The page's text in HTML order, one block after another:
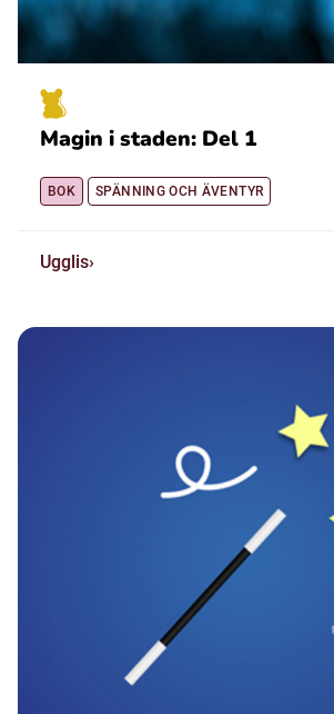
Magin i staden: Del 1
BOK SPÄNNING OCH ÄVENTYR
Ugglis